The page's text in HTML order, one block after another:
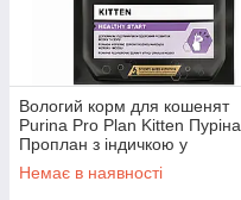
Вологий корм для кошенят
Purina Pro Plan Kitten Пуріна
Проплан з індичкою у
підливці пауч 85 г 1 шт
(7613036093453)
Немає в наявності